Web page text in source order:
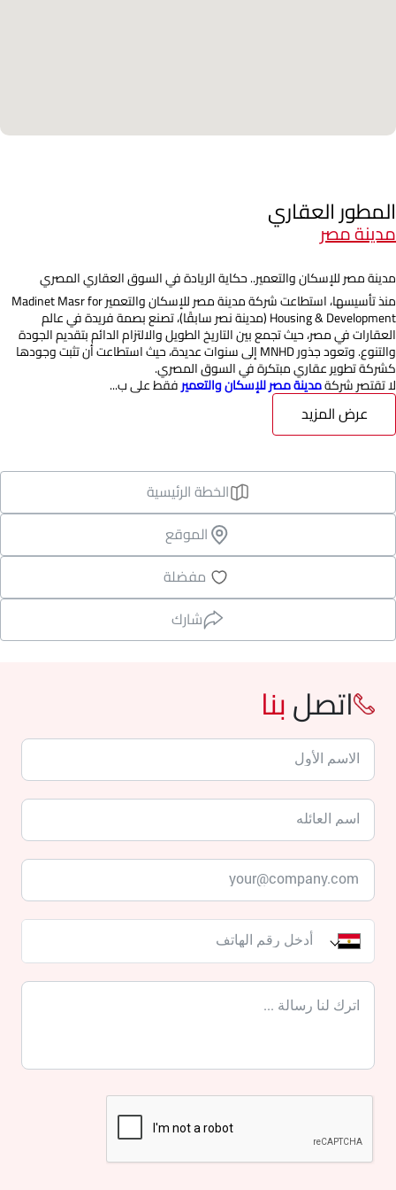
المطور العقاري
مدينة مصر
مدينة مصر للإسكان والتعمير.. حكاية الريادة في السوق العقاري المصري
منذ تأسيسها، استطاعت شركة مدينة مصر للإسكان والتعمير Madinet Masr for
Housing & Development (مدينة نصر سابقًا)، تصنع بصمة فريدة في عالم
العقارات في مصر، حيث تجمع بين التاريخ الطويل والالتزام الدائم بتقديم الجودة
والتنوع. وتعود جذور MNHD إلى سنوات عديدة، حيث استطاعت أن تثبت وجودها
كشركة تطوير عقاري مبتكرة في السوق المصري.
لا تقتصر شركةمدينة مصر للإسكان والتعميرفقط على ب...
عرض المزيد
الخطة الرئيسية
الموقع
مفضلة
شارك
اتصلبنا